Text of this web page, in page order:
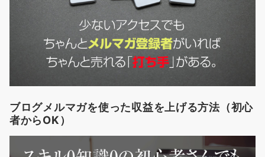
ブログメルマガを使った収益を上げる方法（初心
者からOK）